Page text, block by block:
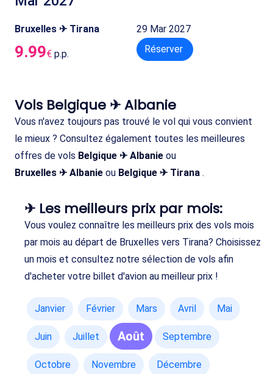
Bruxelles ✈ Tirana 29 Mar 2027
9.99€ p.p. Réserver
Vols Belgique ✈ Albanie
Vous n'avez toujours pas trouvé le vol qui vous convient
le mieux ? Consultez également toutes les meilleures
offres de vols Belgique ✈ Albanie ou
Bruxelles ✈ Albanie ou Belgique ✈ Tirana .
✈ Les meilleurs prix par mois:
Vous voulez connaître les meilleurs prix des vols mois
par mois au départ de Bruxelles vers Tirana? Choisissez
un mois et consultez notre sélection de vols afin
d'acheter votre billet d'avion au meilleur prix !
Janvier Février Mars Avril Mai
Juin Juillet Août Septembre
Octobre Novembre Décembre